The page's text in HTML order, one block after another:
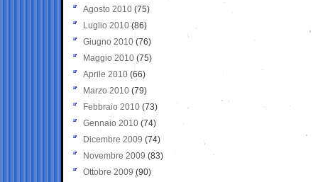
Agosto 2010 (75)
Luglio 2010 (86)
Giugno 2010 (76)
Maggio 2010 (75)
Aprile 2010 (66)
Marzo 2010 (79)
Febbraio 2010 (73)
Gennaio 2010 (74)
Dicembre 2009 (74)
Novembre 2009 (83)
Ottobre 2009 (90)